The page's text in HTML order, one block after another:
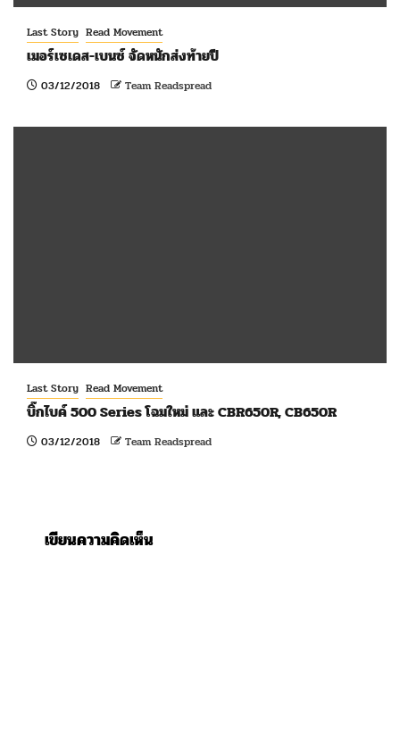
Last Story Read Movement
เมอร์เซเดส-เบนซ์ จัดหนักส่งท้ายปี
03/12/2018 Team Readspread
Last Story Read Movement
บิ๊กไบค์ 500 Series โฉมใหม่ และ CBR650R, CB650R
03/12/2018 Team Readspread
เขียนความคิดเห็น